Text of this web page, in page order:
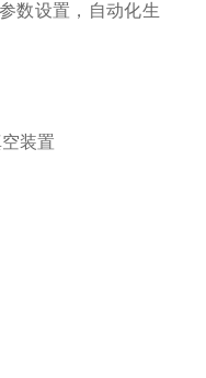
数设置，自动化生
装置